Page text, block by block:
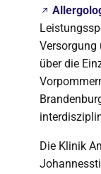
Versorgung
über die
Die Klinik